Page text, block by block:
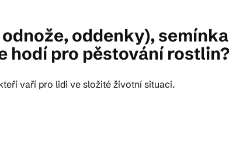
oddenky),
hodí pro pěstování rostlin?
vaří pro lidi ve složité životní situaci.